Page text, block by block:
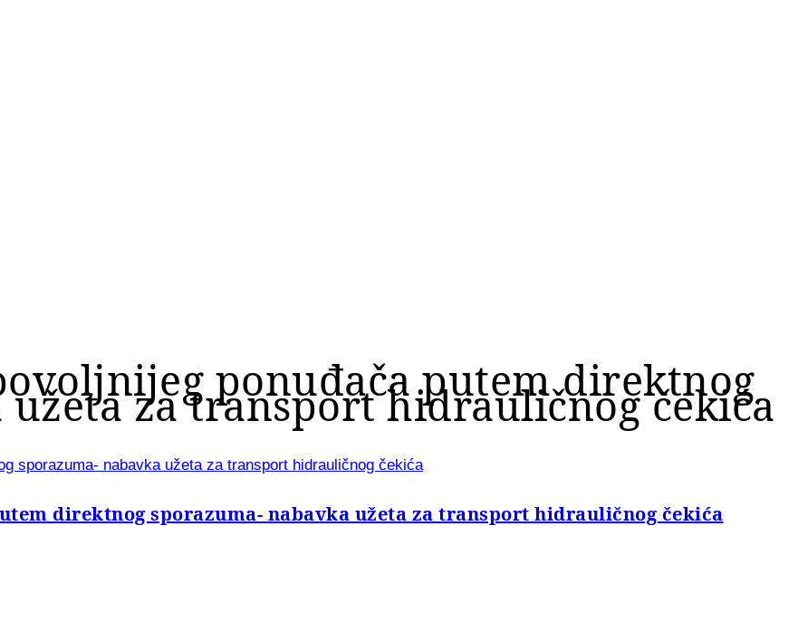
ponuđača putem direktnog
za transport hidrauličnog čekića
sporazuma- nabavka užeta za transport hidrauličnog čekića
direktnog sporazuma- nabavka užeta za transport hidrauličnog čekića